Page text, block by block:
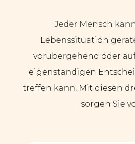
Jeder Mensch
Lebenssituation
vorübergehend oder
eigenständigen
treffen kann. Mit diesen
sorgen Sie